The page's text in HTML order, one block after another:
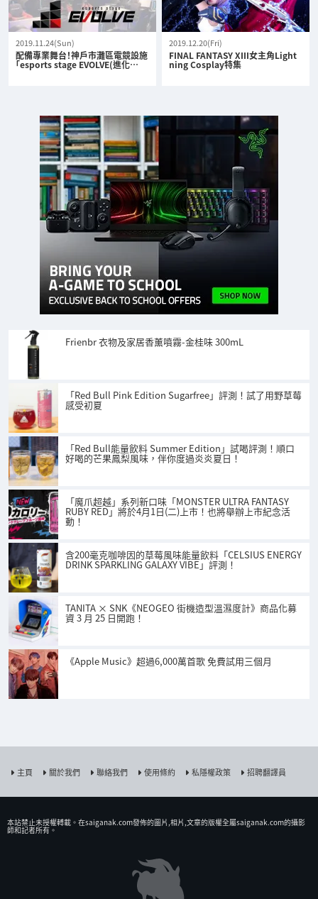
2019.11.24(Sun)
配備專業舞台！神戶市灘區電競設施
「esports stage EVOLVE(進化…
2019.12.20(Fri)
FINAL FANTASY XIII女主角Light
ning Cosplay特集
Frienbr 衣物及家居香薰噴霧-金桂味 300mL
「Red Bull Pink Edition Sugarfree」評測！試了用野草莓
感受初夏
「Red Bull能量飲料 Summer Edition」試喝評測！順口
好喝的芒果鳳梨風味，伴你度過炎炎夏日！
「魔爪超越」系列新口味「MONSTER ULTRA FANTASY
RUBY RED」將於4月1日(二)上市！也將舉辦上市紀念活
動！
含200毫克咖啡因的草莓風味能量飲料「CELSIUS ENERGY
DRINK SPARKLING GALAXY VIBE」評測！
TANITA × SNK《NEOGEO 街機造型溫濕度計》商品化募
資 3 月 25 日開跑！
《Apple Music》超過6,000萬首歌 免費試用三個月
主頁 關於我們 聯絡我們 使用條約 私隱權政策 招聘翻譯員
本站禁止未授權𨍭載。在saiganak.com發佈的圖片,相片,文章的版權全屬saiganak.com的攝影
師和記者所有。